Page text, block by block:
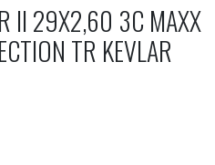
II 29X2,60 3C MAXX
TR KEVLAR